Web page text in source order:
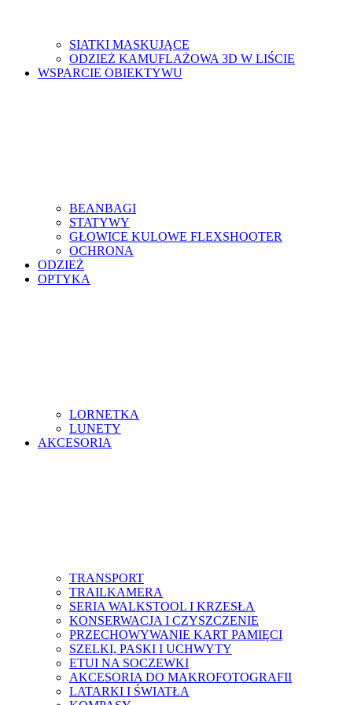
SIATKI MASKUJĄCE
ODZIEŻ KAMUFLAŻOWA 3D W LIŚCIE
WSPARCIE OBIEKTYWU
BEANBAGI
STATYWY
GŁOWICE KULOWE FLEXSHOOTER
OCHRONA
ODZIEŻ
OPTYKA
LORNETKA
LUNETY
AKCESORIA
TRANSPORT
TRAILKAMERA
SERIA WALKSTOOL I KRZESŁA
KONSERWACJA I CZYSZCZENIE
PRZECHOWYWANIE KART PAMIĘCI
SZELKI, PASKI I UCHWYTY
ETUI NA SOCZEWKI
AKCESORIA DO MAKROFOTOGRAFII
LATARKI I ŚWIATŁA